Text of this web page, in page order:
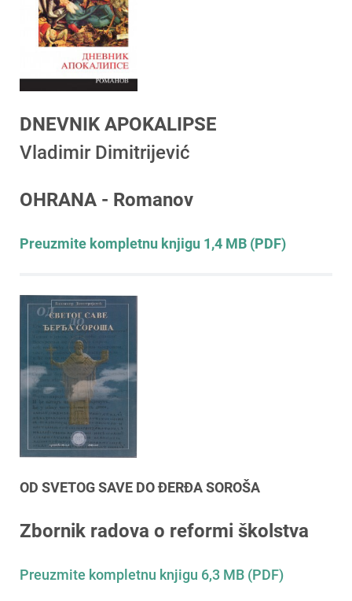
DNEVNIK APOKALIPSE
Vladimir Dimitrijević
OHRANA - Romanov
Preuzmite kompletnu knjigu 1,4 MB (PDF)
OD SVETOG SAVE DO ĐERĐA SOROŠA
Zbornik radova o reformi školstva
Preuzmite kompletnu knjigu 6,3 MB (PDF)